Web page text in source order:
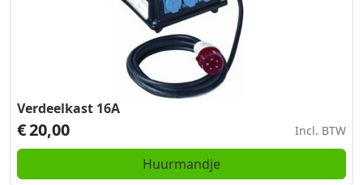
Verdeelkast 16A
€20,00 Incl. BTW
Huurmandje